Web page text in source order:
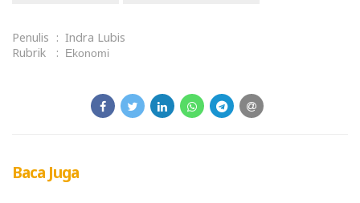
Penulis : Indra Lubis
Rubrik
: Ekonomi
Baca Juga